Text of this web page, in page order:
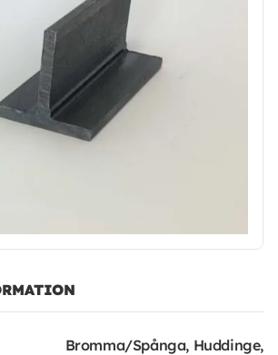
Bromma/Spånga, Huddinge,